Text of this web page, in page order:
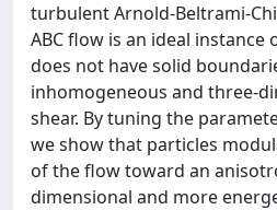
turbulent Arnold-Beltrami-
ABC flow is an ideal instance
does not have solid
inhomogeneous and three-
shear. By tuning the
we show that particles
of the flow toward an
dimensional and more